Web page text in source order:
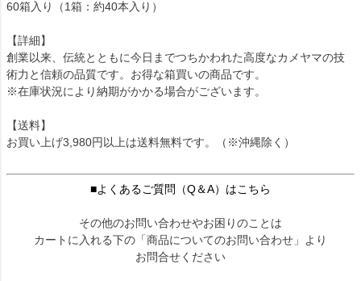
60箱入り（1箱：約40本入り）
【詳細】
創業以来、伝統とともに今日までつちかわれた高度なカメヤマの技
術力と信頼の品質です。お得な箱買いの商品です。
※在庫状況により納期がかかる場合がございます。
【送料】
お買い上げ3,980円以上は送料無料です。（※沖縄除く）
■よくあるご質問（Q＆A）はこちら
その他のお問い合わせやお困りのことは
カートに入れる下の「商品についてのお問い合わせ」より
お問合せください